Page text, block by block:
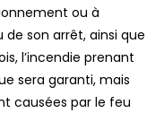
ou à
de son arrêt, ainsi que
l’incendie prenant
sera garanti, mais
causées par le feu